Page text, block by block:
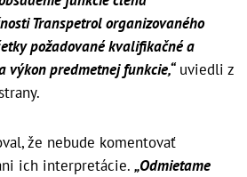
Transpetrol organizovaného
požadované kvalifikačné a
výkon predmetnej funkcie,“uviedli z
že nebude komentovať
ich interpretácie. „Odmietame